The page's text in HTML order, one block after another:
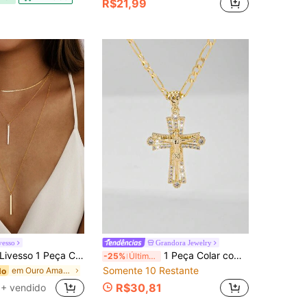
R$21,99
1 Peça Colar Pendente Multicamadas de Corrente de Osso de Cobra Vintage Minimalista, Adequado para Uso Diário, Festas, Encontros e Presentes
em Ouro Amarelo Colares em camadas para mulheres
vendido
Grandora Jewelry
-25% Últimos 2 dias
1 Peça Colar com Pingente de Cruz, Pingente de Crucifixo de Jesus em Cobre Banhado a Ouro 14k com Corrente de 24 Polegadas, Incrustado com Zircônia, Colar Edição Limitada Luz do Guardião, Adequado para Presentes de Natal/Ação de Graças/Halloween/Dia das Mães/Dia dos Namorados/Casais/Amigos/Crentes, Presente de Primeira Comunhão Católica, Uso Diário e em Feriados para Oração
Somente 10 Restante
R$30,81